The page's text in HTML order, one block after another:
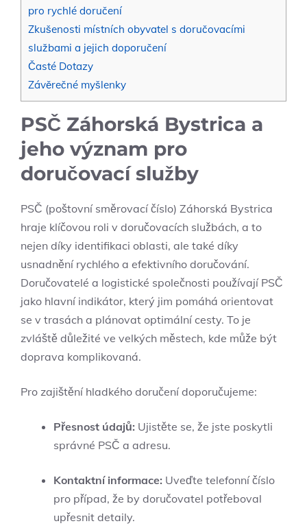
pro rychlé ⁣doručení
Zkušenosti místních obyvatel s doručovacími
službami a jejich doporučení
Časté Dotazy
Závěrečné ⁣myšlenky
PSČ Záhorská Bystrica a
jeho význam pro
doručovací služby
PSČ (poštovní‌ směrovací číslo) ‌Záhorská Bystrica
hraje klíčovou roli v doručovacích⁢ službách, a ⁣to
nejen díky identifikaci oblasti, ale také díky
usnadnění⁤ rychlého a efektivního doručování.
Doručovatelé ⁣a logistické společnosti používají PSČ
jako ‍hlavní indikátor, který jim pomáhá orientovat‌
se v trasách a plánovat optimální cesty. To je
zvláště důležité ve velkých městech, kde může být
doprava komplikovaná.
Pro zajištění hladkého doručení doporučujeme:
Přesnost údajů: Ujistěte se, že jste poskytli
správné PSČ a‍ adresu.
Kontaktní informace: Uveďte ‌telefonní číslo
pro‍ případ, že by doručovatel potřeboval
upřesnit detaily.